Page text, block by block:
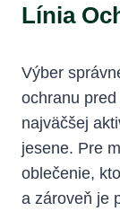
Línia
Výber
ochranu
najväčšej
jesene. Pre
oblečenie,
a zároveň je